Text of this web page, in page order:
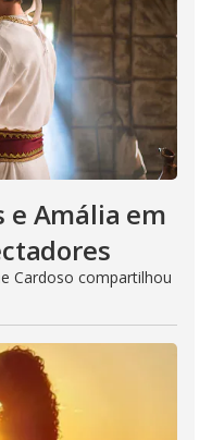
e Amália em
Cardoso compartilhou